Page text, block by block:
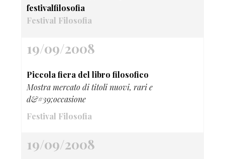
festivalfilosofia
Festival Filosofia
19/09/2008
Piccola fiera del libro filosofico
Mostra mercato di titoli nuovi, rari e
d&#39;occasione
Festival Filosofia
19/09/2008